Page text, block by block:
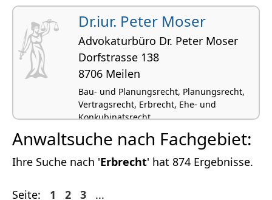
Dr.iur. Peter Moser
Advokaturbüro Dr. Peter Moser
Dorfstrasse 138
8706 Meilen
Bau- und Planungsrecht, Planungsrecht,
Vertragsrecht, Erbrecht, Ehe- und
Konkubinatsrecht
Anwaltsuche nach Fachgebiet:
Ihre Suche nach 'Erbrecht' hat 874 Ergebnisse.
Seite: 1 2 3 ...